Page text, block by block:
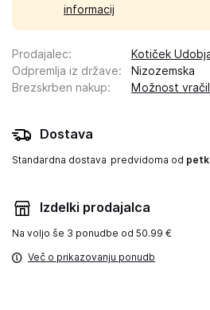
informacij
Prodajalec:
Kotiček
Odpremlja iz države:
Nizozemska
Brezskrben nakup: Možnost
Dostava
Standardna dostava predvidoma od
Izdelki prodajalca
Na voljo še 3 ponudbe od 50.99 €
Več o prikazovanju ponudb